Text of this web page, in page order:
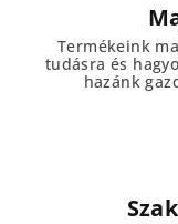
Termékeink
tudásra és
hazánk